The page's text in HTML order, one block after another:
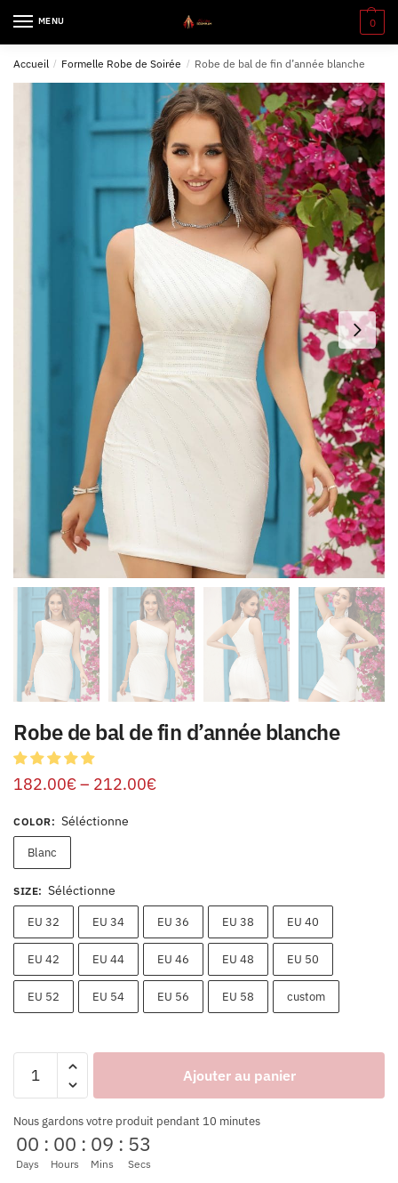
MENU 0
Accueil / Formelle Robe de Soirée / Robe de bal de fin d’année blanche
Robe de bal de fin d’année blanche
182.00€– 212.00€
COLOR: Séléctionne
Blanc
SIZE: Séléctionne
EU 32 EU 34 EU 36 EU 38 EU 40
EU 42 EU 44 EU 46 EU 48 EU 50
EU 52 EU 54 EU 56 EU 58 custom
Ajouter au panier
Nous gardons votre produit pendant 10 minutes
00
Days
: 00
Hours
: 09
Mins
: 53
Secs